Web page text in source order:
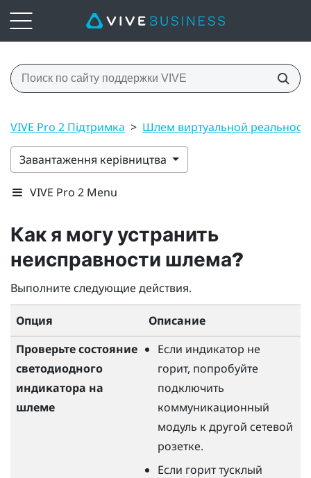
VIVE Pro 2 Підтримка > Шлем виртуальной
Завантаження керівництва
VIVE Pro 2 Menu
Как я могу устранить
неисправности шлема?
Выполните следующие действия.
Опция
Описание
Проверьте состояние
светодиодного
индикатора на
шлеме
Если индикатор не
горит, попробуйте
подключить
коммуникационный
модуль к другой сетевой
розетке.
Если горит тусклый